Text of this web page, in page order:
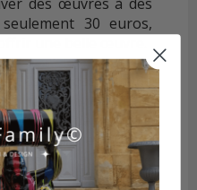
30 euros,
est la possibilité de
faire livrer votre
de service
ce qui est très
acheter sur cette
les talents